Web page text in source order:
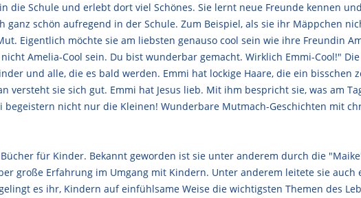
die Schule und erlebt dort viel Schönes. Sie lernt neue Freunde kennen
ganz schön aufregend in der Schule. Zum Beispiel, als sie ihr Mäppchen
Eigentlich möchte sie am liebsten genauso cool sein wie ihre Freundin
Amelia-Cool sein. Du bist wunderbar gemacht. Wirklich Emmi-Cool!"
und alle, die es bald werden. Emmi hat lockige Haare, die ein bisschen
versteht sie sich gut. Emmi hat Jesus lieb. Mit ihm bespricht sie, was am
begeistern nicht nur die Kleinen! Wunderbare Mutmach-Geschichten mit
für Kinder. Bekannt geworden ist sie unter anderem durch die
große Erfahrung im Umgang mit Kindern. Unter anderem leitete sie
es ihr, Kindern auf einfühlsame Weise die wichtigsten Themen des